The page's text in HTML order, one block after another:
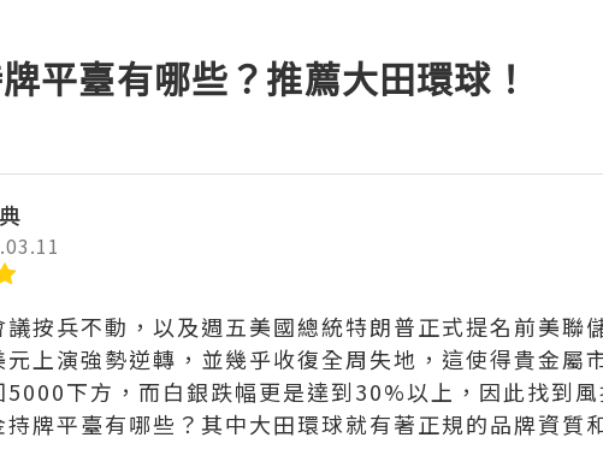
平臺有哪些？推薦大田環球！
議按兵不動，以及週五美國總統特朗普正式提名前美
上演強勢逆轉，並幾乎收復全周失地，這使得貴金屬
5000下方，而白銀跌幅更是達到30%以上，因此找到
牌平臺有哪些？其中大田環球就有著正規的品牌資質